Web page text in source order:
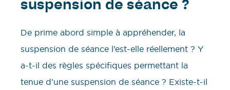
suspension de séance ?
De prime abord simple à appréhender, la
suspension de séance l’est-elle réellement ? Y
a-t-il des règles spécifiques permettant la
tenue d’une suspension de séance ? Existe-t-il